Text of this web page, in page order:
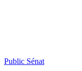
Public Sénat